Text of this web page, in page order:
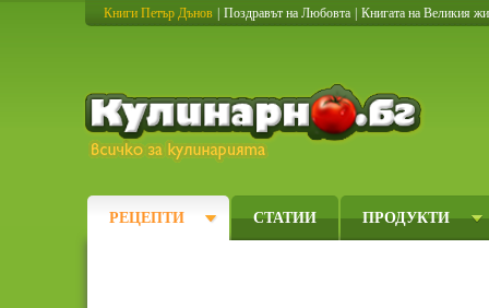
Книги Петър Дънов Поздравът на Любовта Книгата на Великия
РЕЦЕПТИ СТАТИИ ПРОДУКТИ